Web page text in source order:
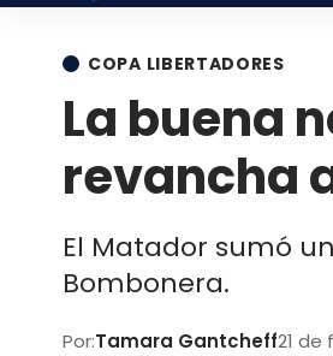
COPA LIBERTADORES
La buena
revancha
El Matador sumó
Bombonera.
Por:Tamara Gantcheff21 de